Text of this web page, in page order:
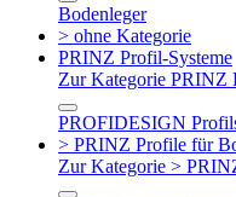
Bodenleger
> ohne Kategorie
PRINZ Profil-Systeme
Zur Kategorie PRINZ
PROFIDESIGN
> PRINZ Profile für
Zur Kategorie >